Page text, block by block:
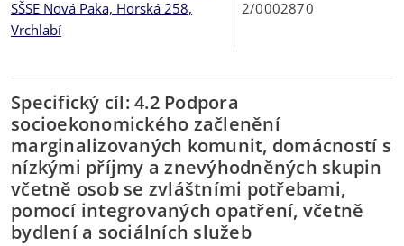
SŠSE Nová Paka, Horská 258,
Vrchlabí
2/0002870
Specifický cíl: 4.2 Podpora
socioekonomického začlenění
marginalizovaných komunit, domácností s
nízkými příjmy a znevýhodněných skupin
včetně osob se zvláštními potřebami,
pomocí integrovaných opatření, včetně
bydlení a sociálních služeb